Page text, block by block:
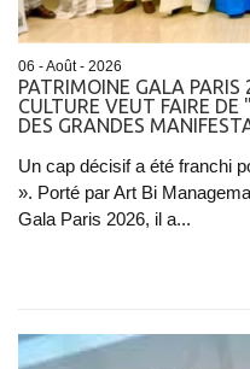
06 - Août - 2026
PATRIMOINE GALA PARIS
CULTURE VEUT FAIRE
DES GRANDES
Un cap décisif a été franchi
». Porté par Art Bi
Gala Paris 2026, il a...